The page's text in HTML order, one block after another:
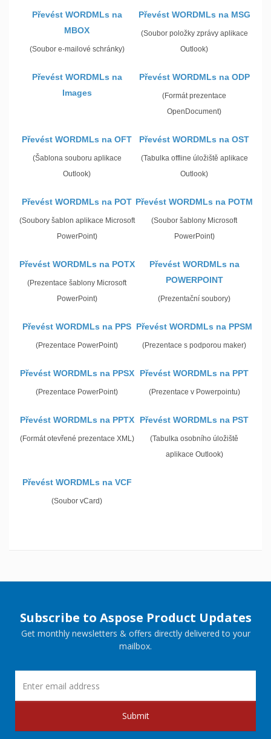
Převést WORDMLs na
MBOX
(Soubor e-mailové schránky)
Převést WORDMLs na MSG
(Soubor položky zprávy aplikace
Outlook)
Převést WORDMLs na
Images
Převést WORDMLs na ODP
(Formát prezentace
OpenDocument)
Převést WORDMLs na OFT
(Šablona souboru aplikace
Outlook)
Převést WORDMLs na OST
(Tabulka offline úložiště aplikace
Outlook)
Převést WORDMLs na POT
(Soubory šablon aplikace Microsoft
PowerPoint)
Převést WORDMLs na POTM
(Soubor šablony Microsoft
PowerPoint)
Převést WORDMLs na POTX
(Prezentace šablony Microsoft
PowerPoint)
Převést WORDMLs na
POWERPOINT
(Prezentační soubory)
Převést WORDMLs na PPS
(Prezentace PowerPoint)
Převést WORDMLs na PPSM
(Prezentace s podporou maker)
Převést WORDMLs na PPSX
(Prezentace PowerPoint)
Převést WORDMLs na PPT
(Prezentace v Powerpointu)
Převést WORDMLs na PPTX
(Formát otevřené prezentace XML)
Převést WORDMLs na PST
(Tabulka osobního úložiště
aplikace Outlook)
Převést WORDMLs na VCF
(Soubor vCard)
Subscribe to Aspose Product Updates
Get monthly newsletters & offers directly delivered to your
mailbox.
Submit